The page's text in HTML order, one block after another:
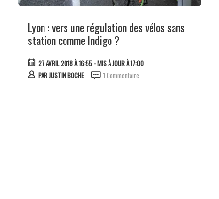
Lyon : vers une régulation des vélos sans
station comme Indigo ?
27 AVRIL 2018 À 16:55- MIS À JOUR À 17:00
PARJUSTIN BOCHE 1 Commentaire